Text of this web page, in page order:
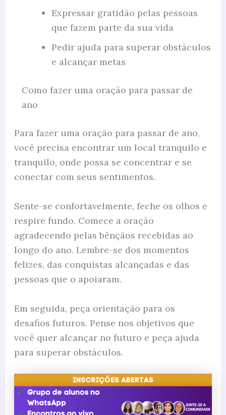
Expressar gratidão pelas pessoas
que fazem parte da sua vida
Pedir ajuda para superar obstáculos
e alcançar metas
Como fazer uma oração para passar de
ano
Para fazer uma oração para passar de ano,
você precisa encontrar um local tranquilo e
tranquilo, onde possa se concentrar e se
conectar com seus sentimentos.
Sente-se confortavelmente, feche os olhos e
respire fundo. Comece a oração
agradecendo pelas bênçãos recebidas ao
longo do ano. Lembre-se dos momentos
felizes, das conquistas alcançadas e das
pessoas que o apoiaram.
Em seguida, peça orientação para os
desafios futuros. Pense nos objetivos que
você quer alcançar no futuro e peça ajuda
para superar obstáculos.